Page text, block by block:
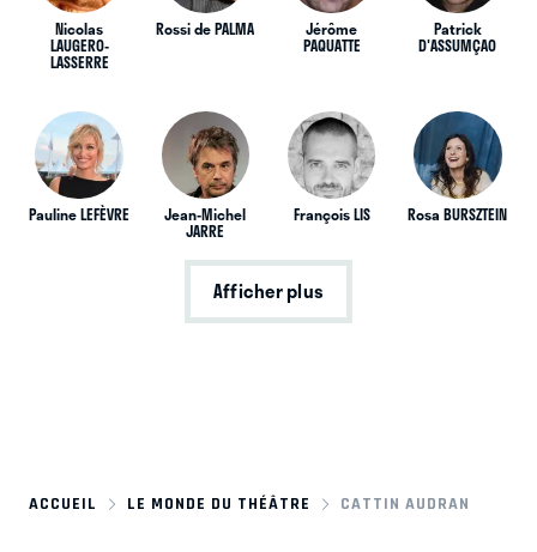
Nicolas
LAUGERO-
LASSERRE
Rossi de PALMA Jérôme
PAQUATTE
Patrick
D'ASSUMÇAO
Pauline LEFÈVRE Jean-Michel
JARRE
François LIS Rosa BURSZTEIN
Afficher plus
ACCUEIL LE MONDE DU THÉÂTRE CATTIN AUDRAN